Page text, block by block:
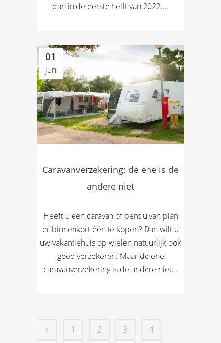
dan in de eerste helft van 2022....
01
jun
Caravanverzekering: de ene is de
andere niet
Heeft u een caravan of bent u van plan
er binnenkort één te kopen? Dan wilt u
uw vakantiehuis op wielen natuurlijk ook
goed verzekeren. Maar de ene
caravanverzekering is de andere niet...
1 2 3
4